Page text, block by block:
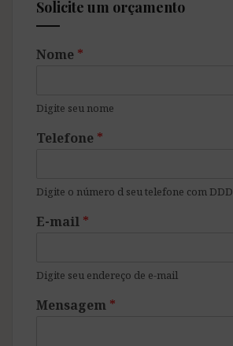
Solicite um orçamento
Nome *
Digite seu nome
Telefone *
Digite o número d seu telefone com DDD
E-mail *
Digite seu endereço de e-mail
Mensagem *